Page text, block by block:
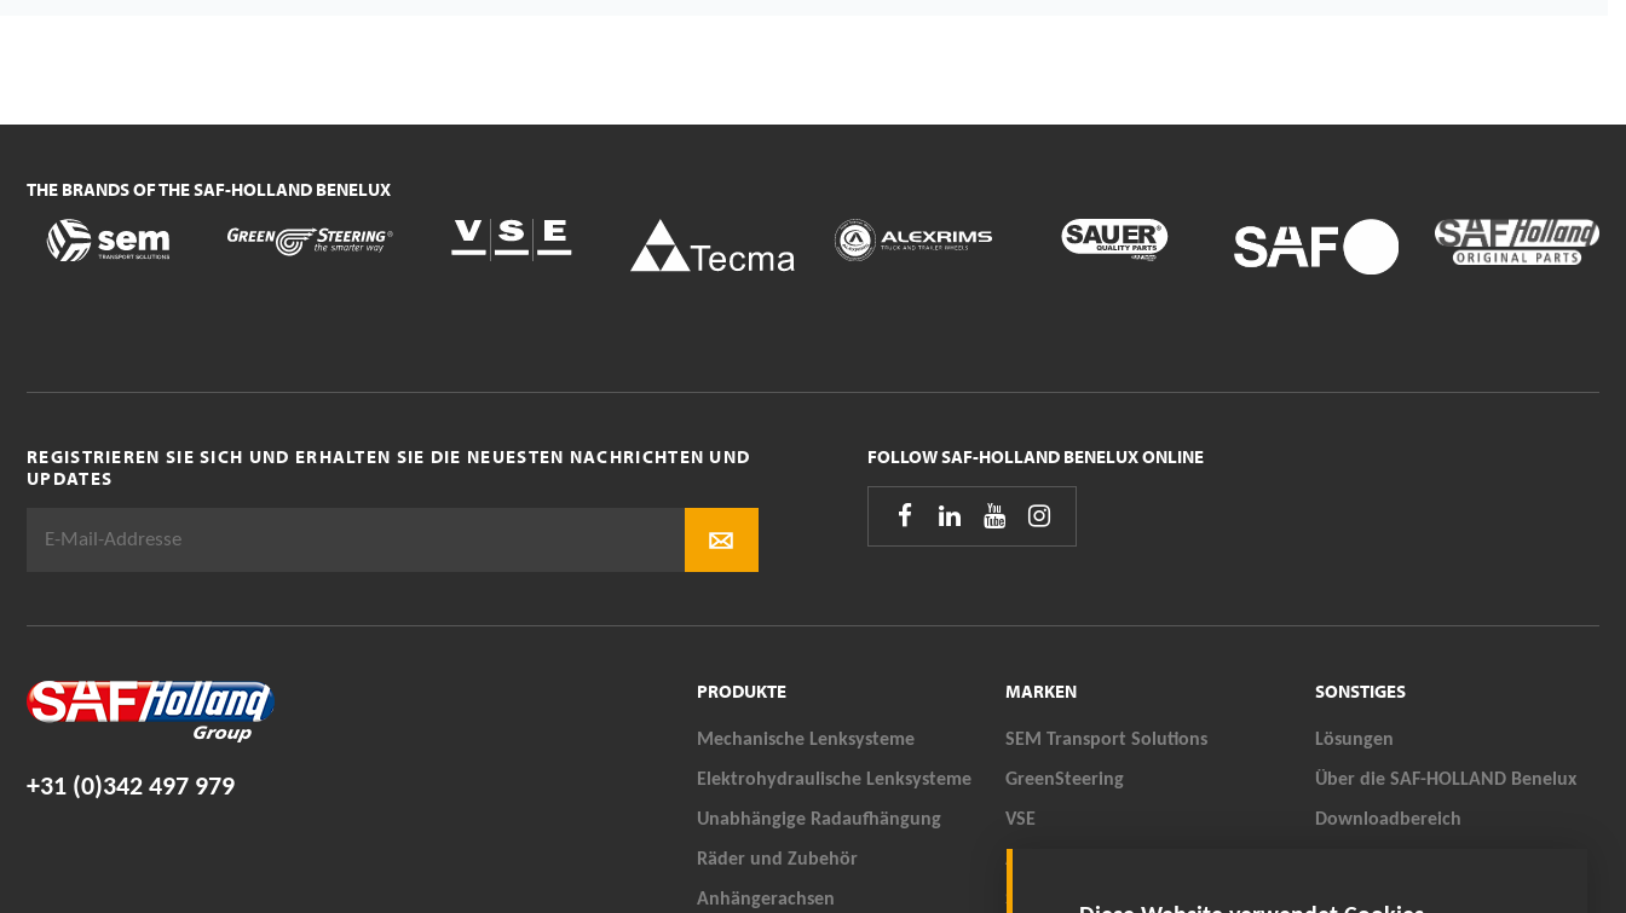
THE BRANDS OF THE SAF-HOLLAND BENELUX
REGISTRIEREN SIE SICH UND ERHALTEN SIE DIE NEUESTEN NACHRICHTEN UND
UPDATES
FOLLOW SAF-HOLLAND BENELUX ONLINE
   
+31 (0)342 497 979
PRODUKTE
Mechanische Lenksysteme
Elektrohydraulische Lenksysteme
Unabhängige Radaufhängung
Räder und Zubehör
Anhängerachsen
MARKEN
SEM Transport Solutions
GreenSteering
VSE
ALEXRIMS
SAUER® QUALITY PARTS
SONSTIGES
Lösungen
Über die SAF-HOLLAND Benelux
Downloadbereich